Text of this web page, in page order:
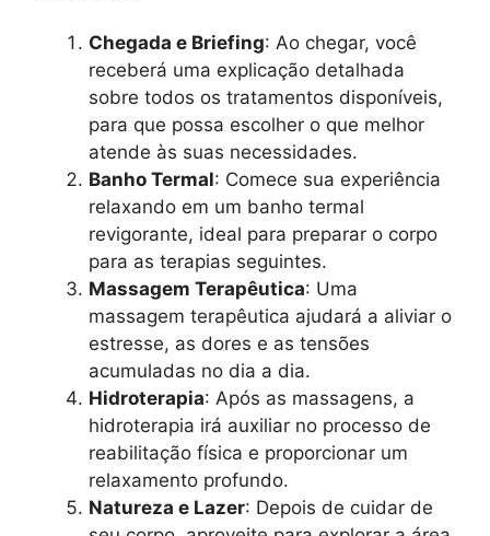
Chegada e Briefing: Ao chegar, você
receberá uma explicação detalhada
sobre todos os tratamentos disponíveis,
para que possa escolher o que melhor
atende às suas necessidades.
Banho Termal: Comece sua experiência
relaxando em um banho termal
revigorante, ideal para preparar o corpo
para as terapias seguintes.
Massagem Terapêutica: Uma
massagem terapêutica ajudará a aliviar o
estresse, as dores e as tensões
acumuladas no dia a dia.
Hidroterapia: Após as massagens, a
hidroterapia irá auxiliar no processo de
reabilitação física e proporcionar um
relaxamento profundo.
Natureza e Lazer: Depois de cuidar de